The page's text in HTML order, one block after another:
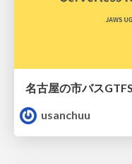
usanchuu